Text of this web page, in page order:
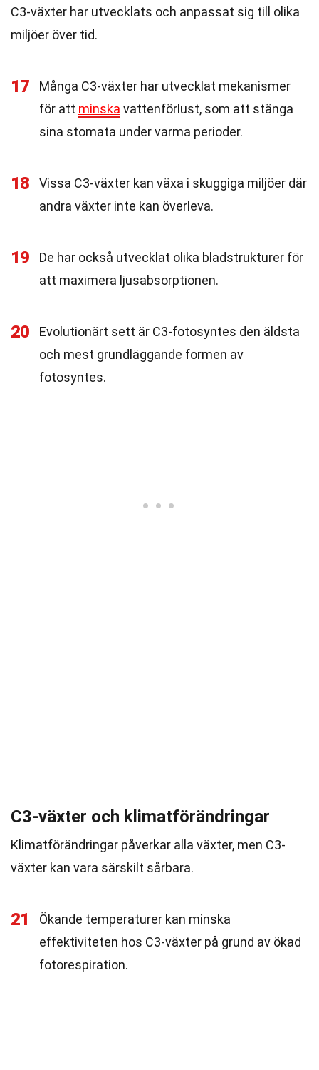
C3-växter har utvecklats och anpassat sig till olika
miljöer över tid.
17
Många C3-växter har utvecklat mekanismer
för att minska vattenförlust, som att stänga
sina stomata under varma perioder.
18
Vissa C3-växter kan växa i skuggiga miljöer där
andra växter inte kan överleva.
19
De har också utvecklat olika bladstrukturer för
att maximera ljusabsorptionen.
20
Evolutionärt sett är C3-fotosyntes den äldsta
och mest grundläggande formen av
fotosyntes.
C3-växter och klimatförändringar
Klimatförändringar påverkar alla växter, men C3-
växter kan vara särskilt sårbara.
21
Ökande temperaturer kan minska
effektiviteten hos C3-växter på grund av ökad
fotorespiration.